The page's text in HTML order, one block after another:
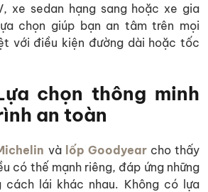
xe sedan hạng sang hoặc xe gia
chọn giúp bạn an tâm trên mọi
với điều kiện đường dài hoặc tốc
chọn thông minh
an toàn
và lốp Goodyearcho thấy
có thế mạnh riêng, đáp ứng những
cách lái khác nhau. Không có lựa